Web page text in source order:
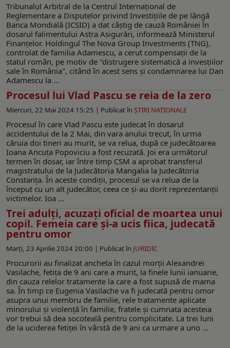
Tribunalul Arbitral de la Centrul Internaţional de
Reglementare a Disputelor privind Investiţiile de pe lângă
Banca Mondială (ICSID) a dat câştig de cauză României în
dosarul falimentului Astra Asigurări, informează Ministerul
Finanţelor. Holdingul The Nova Group Investments (TNG),
controlat de familia Adamescu, a cerut compensații de la
statul român, pe motiv de "distrugere sistematică a invesțiilor
sale în România", citând în acest sens și condamnarea lui Dan
Adamescu la ...
Procesul lui Vlad Pascu se reia de la zero
Miercuri, 22 Mai 2024 15:25 | Publicat în ŞTIRI NAŢIONALE
Procesul în care Vlad Pascu este judecat în dosarul
accidentului de la 2 Mai, din vara anului trecut, în urma
căruia doi tineri au murit, se va relua, după ce judecătoarea
Ioana Ancuța Popoviciu a fost recuzată. Joi era următorul
termen în dosar, iar între timp CSM a aprobat transferul
magistratului de la Judecătoria Mangalia la Judecătoria
Constanţa. În aceste condiţii, procesul se va relua de la
început cu un alt judecător, ceea ce şi-au dorit reprezentanţii
victimelor. Ioa ...
Trei adulți, acuzați oficial de moartea unui
copil. Femeia care și-a ucis fiica, judecată
pentru omor
Marți, 23 Aprilie 2024 20:00 | Publicat în JURIDIC
Procurorii au finalizat ancheta în cazul morții Alexandrei
Vasilache, fetița de 9 ani care a murit, la finele lunii ianuarie,
din cauza relelor tratamente la care a fost supusă de mama
sa. În timp ce Eugenia Vasilache va fi judecată pentru omor
asupra unui membru de familie, rele tratamente aplicate
minorului și violență în familie, fratele și cumnata acesteia
vor trebui să dea socoteală pentru complicitate. La trei luni
de la uciderea fetiței în vârstă de 9 ani ca urmare a uno ...